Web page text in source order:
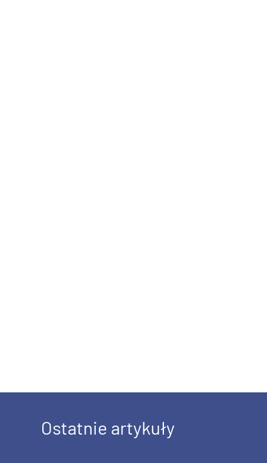
Ostatnie artykuły